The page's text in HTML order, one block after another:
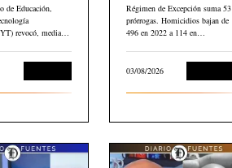
de Educación,
revocó, mediante
CÁRCEL: “554”
Régimen de Excepción suma 53
prórrogas. Homicidios bajan de
496 en 2022 a 114 en…
03/08/2026